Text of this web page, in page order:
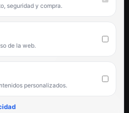
5 EN GOOGLE
ocasiones y siempre dan respuesta.
seguridad y compra.
de la web.
personalizados.